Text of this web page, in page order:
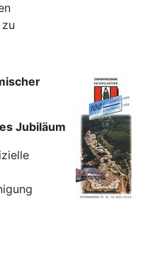
Jubiläum